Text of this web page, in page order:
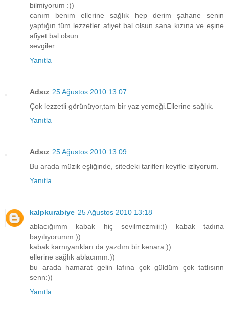
bilmiyorum :))
canım benim ellerine sağlık hep derim şahane senin
yaptığın tüm lezzetler afiyet bal olsun sana kızına ve eşine
afiyet bal olsun
sevgiler
Yanıtla
Adsız 25 Ağustos 2010 13:07
Çok lezzetli görünüyor,tam bir yaz yemeği.Ellerine sağlık.
Yanıtla
Adsız 25 Ağustos 2010 13:09
Bu arada müzik eşliğinde, sitedeki tarifleri keyifle izliyorum.
Yanıtla
kalpkurabiye 25 Ağustos 2010 13:18
ablacığımm kabak hiç sevilmezmiii:)) kabak tadına
bayılıyorumm:))
kabak karnıyarıkları da yazdım bir kenara:))
ellerine sağlık ablacımm:))
bu arada hamarat gelin lafına çok güldüm çok tatlısınn
senn:))
Yanıtla